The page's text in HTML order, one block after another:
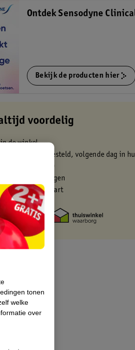
Ontdek Sensodyne
Bekijk de producten hier
voordelig
de winkel
voor 22:00 uur besteld, volgende dag in
vanaf 50.00
binnen 30 dagen
je Kruidvat kaart
tonen
welke
over